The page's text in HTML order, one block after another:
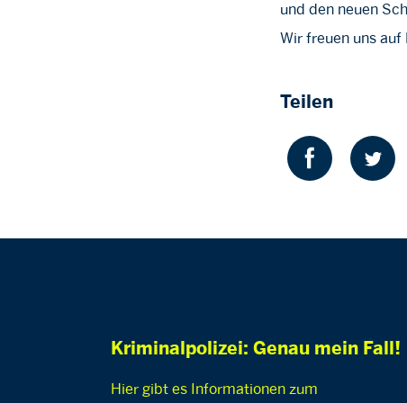
und den neuen
Wir freuen uns auf
Teilen
Kriminalpolizei: Genau mein Fall!
Hier gibt es Informationen zum